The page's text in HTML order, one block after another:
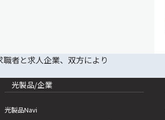
光製品/企業
光製品Navi